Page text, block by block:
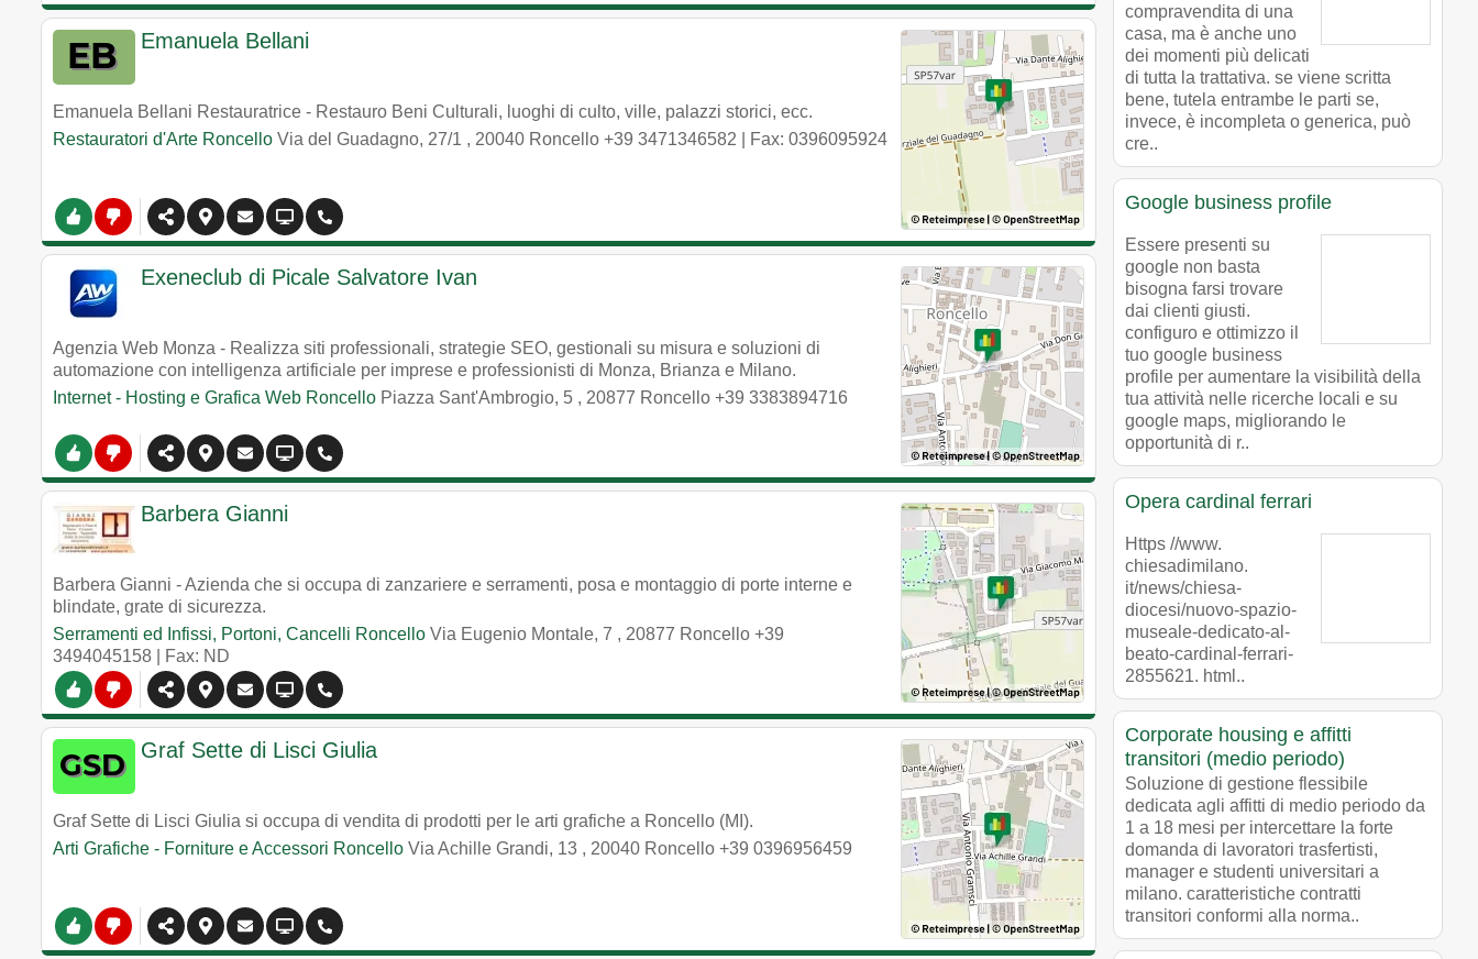
Emanuela Bellani
Emanuela Bellani Restauratrice - Restauro Beni Culturali, luoghi di culto, ville, palazzi storici, ecc.
Restauratori d'Arte Roncello Via del Guadagno, 27/1 , 20040 Roncello +39 3471346582 | Fax: 0396095924
Exeneclub di Picale Salvatore Ivan
Agenzia Web Monza - Realizza siti professionali, strategie SEO, gestionali su misura e soluzioni di
automazione con intelligenza artificiale per imprese e professionisti di Monza, Brianza e Milano.
Internet - Hosting e Grafica Web Roncello Piazza Sant'Ambrogio, 5 , 20877 Roncello +39 3383894716
Barbera Gianni
Barbera Gianni - Azienda che si occupa di zanzariere e serramenti, posa e montaggio di porte interne e
blindate, grate di sicurezza.
Serramenti ed Infissi, Portoni, Cancelli Roncello Via Eugenio Montale, 7 , 20877 Roncello +39
3494045158 | Fax: ND
Graf Sette di Lisci Giulia
Graf Sette di Lisci Giulia si occupa di vendita di prodotti per le arti grafiche a Roncello (MI).
Arti Grafiche - Forniture e Accessori Roncello Via Achille Grandi, 13 , 20040 Roncello +39 0396956459
compravendita di una
casa, ma è anche uno
dei momenti più delicati
di tutta la trattativa. se viene scritta
bene, tutela entrambe le parti se,
invece, è incompleta o generica, può
cre..
Google business profile
Essere presenti su
google non basta
bisogna farsi trovare
dai clienti giusti.
configuro e ottimizzo il
tuo google business
profile per aumentare la visibilità della
tua attività nelle ricerche locali e su
google maps, migliorando le
opportunità di r..
Opera cardinal ferrari
Https //www.
chiesadimilano.
it/news/chiesa-
diocesi/nuovo-spazio-
museale-dedicato-al-
beato-cardinal-ferrari-
2855621. html..
Corporate housing e affitti
transitori (medio periodo)
Soluzione di gestione flessibile
dedicata agli affitti di medio periodo da
1 a 18 mesi per intercettare la forte
domanda di lavoratori trasfertisti,
manager e studenti universitari a
milano. caratteristiche contratti
transitori conformi alla norma..